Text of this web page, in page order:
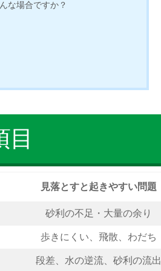
な場合ですか？
目
見落とすと起きやすい問題
砂利の不足・大量の余り
歩きにくい、飛散、わだち
段差、水の逆流、砂利の流出